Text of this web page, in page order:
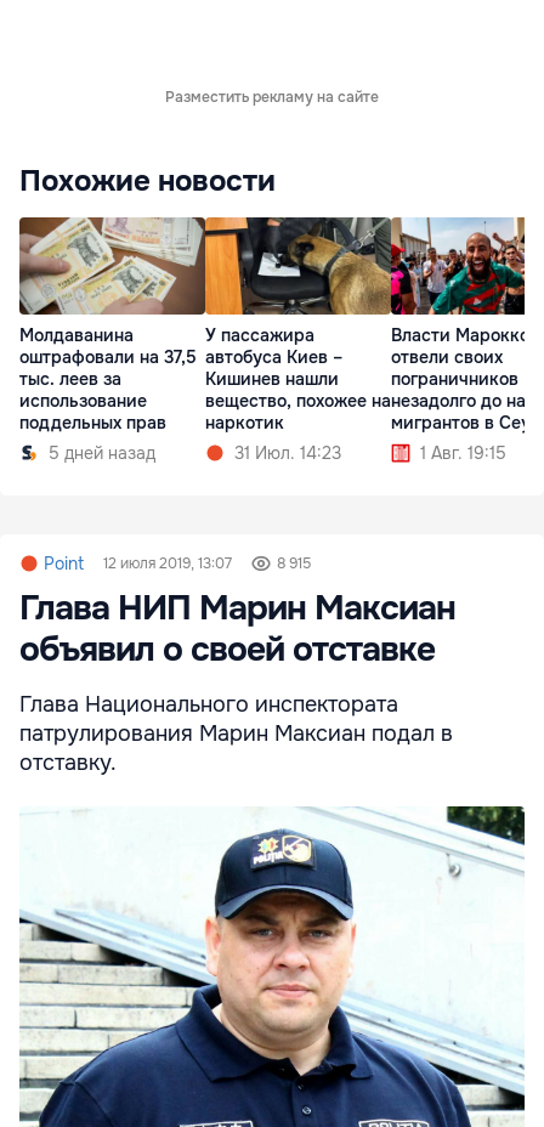
Разместить рекламу на сайте
Похожие новости
Молдаванина
оштрафовали на 37,5
тыс. леев за
использование
поддельных прав
5 дней назад
У пассажира
автобуса Киев –
Кишинев нашли
вещество, похожее на
наркотик
31 Июл. 14:23
Власти Марокко
отвели своих
пограничников
незадолго до
мигрантов в
1 Авг. 19:15
Point 12 июля 2019, 13:07 8 915
Глава НИП Марин Максиан
объявил о своей отставке
Глава Национального инспектората
патрулирования Марин Максиан подал в
отставку.